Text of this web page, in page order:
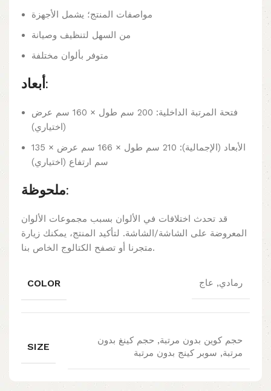
مواصفات المنتج؛ يشمل الأجهزة
من السهل لتنظيف وصيانة
متوفر بألوان مختلفة
أبعاد:
فتحة المرتبة الداخلية: 200 سم طول × 160 سم عرض
(اختياري)
الأبعاد (الإجمالية): 210 سم طول × 166 سم عرض × 135
سم ارتفاع (اختياري)
ملحوظة:
قد تحدث اختلافات في الألوان بسبب مجموعات الألوان
المعروضة على الشاشة/الشاشة. لتأكيد المنتج، يمكنك زيارة
متجرنا أو تصفح الكتالوج الخاص بنا.
COLOR رمادي, عاج
SIZE
حجم كوين بدون مرتبة, حجم كينغ بدون
مرتبة, سوبر كينج بدون مرتبة